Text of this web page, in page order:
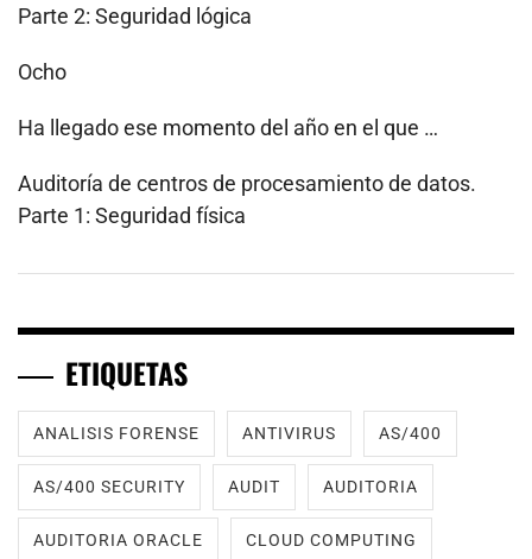
Parte 2: Seguridad lógica
Ocho
Ha llegado ese momento del año en el que …
Auditoría de centros de procesamiento de datos.
Parte 1: Seguridad física
ETIQUETAS
ANALISIS FORENSE ANTIVIRUS AS/400
AS/400 SECURITY AUDIT AUDITORIA
AUDITORIA ORACLE CLOUD COMPUTING